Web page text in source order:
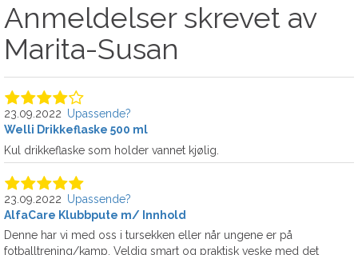
Anmeldelser skrevet av
Marita-Susan
23.09.2022 Upassende?
Welli Drikkeflaske 500 ml
Kul drikkeflaske som holder vannet kjølig.
23.09.2022 Upassende?
AlfaCare Klubbpute m/ Innhold
Denne har vi med oss i tursekken eller når ungene er på
fotballtrening/kamp. Veldig smart og praktisk veske med det